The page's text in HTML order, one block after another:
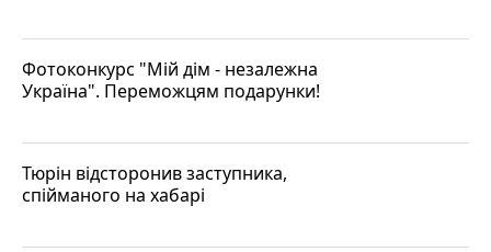
Фотоконкурс "Мій дім - незалежна
Україна". Переможцям подарунки!
Тюрін відсторонив заступника,
спійманого на хабарі